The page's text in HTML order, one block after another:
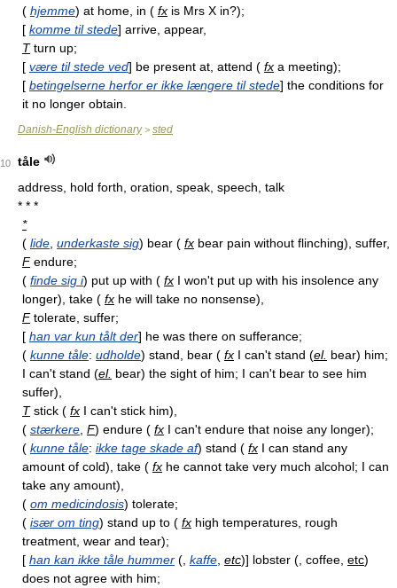
( hjemme) at home, in ( fx is Mrs X in?);
[ komme til stede] arrive, appear,
Tturn up;
[ være til stede ved] be present at, attend ( fx a meeting);
[ betingelserne herfor er ikke længere til stede] the conditions for
it no longer obtain.
Danish-English dictionary> sted
10
tåle
address, hold forth, oration, speak, speech, talk
* * *
*
( lide underkaste sig) bear ( fx bear pain without flinching), suffer,
Fendure;
( finde sig i) put up with ( fx I won't put up with his insolence any
longer), take ( fx he will take no nonsense),
Ftolerate, suffer;
[ han var kun tålt der] he was there on sufferance;
( kunne tåle: udholde) stand, bear ( fx I can't stand (el. bear) him;
I can't stand (el. bear) the sight of him; I can't bear to see him
suffer),
Tstick ( fx I can't stick him),
( stærkere F) endure ( fx I can't endure that noise any longer);
( kunne tåle: ikke tage skade af) stand ( fx I can stand any
amount of cold), take ( fx he cannot take very much alcohol; I can
take any amount),
( om medicindosis) tolerate;
( især om ting) stand up to ( fx high temperatures, rough
treatment, wear and tear);
[ han kan ikke tåle hummer (, kaffe etc)] lobster (, coffee, etc)
does not agree with him;